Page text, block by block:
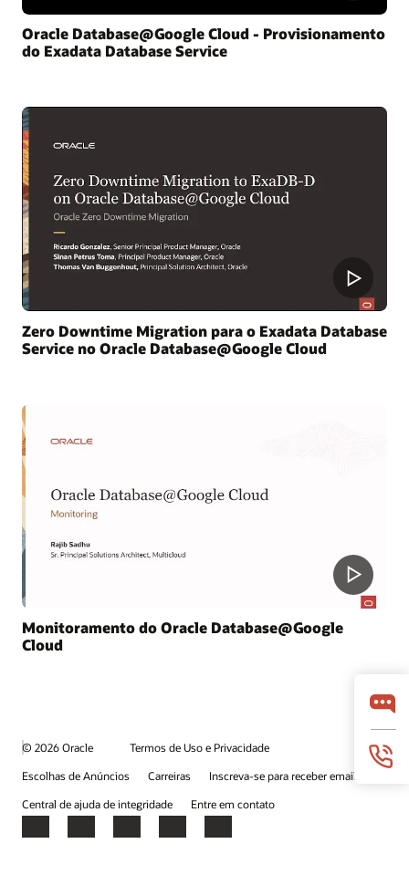
Oracle Database@Google Cloud - Provisionamento
do Exadata Database Service
Zero Downtime Migration para o Exadata Database
Service no Oracle Database@Google Cloud
Monitoramento do Oracle Database@Google
Cloud
© 2026 Oracle
Termos de Uso e Privacidade
Escolhas de Anúncios
Carreiras
Inscreva-se para receber emails
Central de ajuda de integridade
Entre em contato
Facebook
X LinkedInYouTubeInstagram